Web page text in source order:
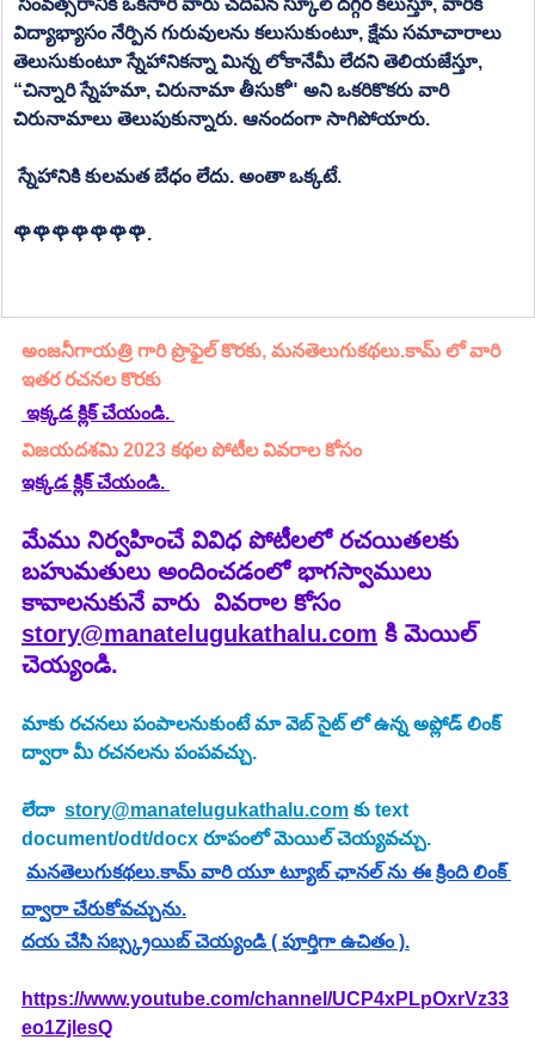
విద్యాభ్యాసం నేర్పిన గురువులను కలుసుకుంటూ, క్షేమ సమాచారాలు
తెలుసుకుంటూ స్నేహానికన్నా మిన్న లోకానేమీ లేదని తెలియజేస్తూ,
“చిన్నారి స్నేహమా, చిరునామా తీసుకో" అని ఒకరికొకరు వారి
చిరునామాలు తెలుపుకున్నారు. ఆనందంగా సాగిపోయారు.
స్నేహానికి కులమత బేధం లేదు. అంతా ఒక్కటే.
🌹🌹🌹🌹🌹🌹🌹.
అంజనీగాయత్రి గారి ప్రొఫైల్ కొరకు, మనతెలుగుకథలు.కామ్ లో వారి
ఇతర రచనల కొరకు
ఇక్కడ క్లిక్ చేయండి.
విజయదశమి 2023 కథల పోటీల వివరాల కోసం
ఇక్కడ క్లిక్ చేయండి.
మేము నిర్వహించే వివిధ పోటీలలో రచయితలకు
బహుమతులు అందించడంలో భాగస్వాములు
కావాలనుకునే వారు  వివరాల కోసం
story@manatelugukathalu.com కి మెయిల్
చెయ్యండి.
మాకు రచనలు పంపాలనుకుంటే మా వెబ్ సైట్ లో ఉన్న అప్లోడ్ లింక్
ద్వారా మీ రచనలను పంపవచ్చు.
లేదా story@manatelugukathalu.com కు text
document/odt/docx రూపంలో మెయిల్ చెయ్యవచ్చు.
మనతెలుగుకథలు.కామ్ వారి యూ ట్యూబ్ ఛానల్ ను ఈ క్రింది లింక్
ద్వారా చేరుకోవచ్చును.
దయ చేసి సబ్స్క్రయిబ్ చెయ్యండి ( పూర్తిగా ఉచితం ).
https://www.youtube.com/channel/UCP4xPLpOxrVz33
eo1ZjlesQ